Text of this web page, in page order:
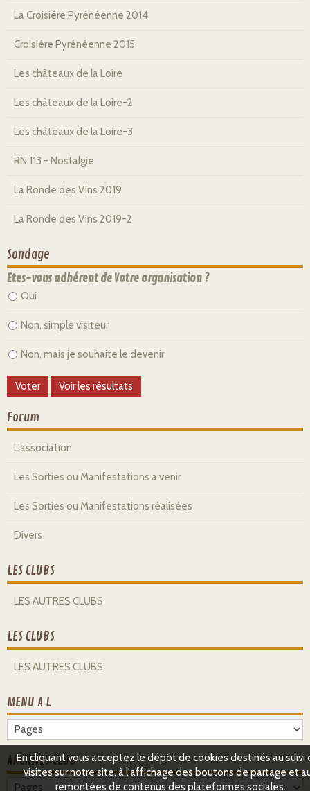
La Croisiére Pyrénéenne 2014
Croisiére Pyrénéenne 2015
Les châteaux de la Loire
Les châteaux de la Loire-2
Les châteaux de la Loire-3
RN 113 - Nostalgie
La Ronde des Vins 2019
La Ronde des Vins 2019-2
Sondage
Etes-vous adhérent de Votre organisation ?
Oui
Non, simple visiteur
Non, mais je souhaite le devenir
Forum
L'association
Les Sorties ou Manifestations a venir
Les Sorties ou Manifestations réalisées
Divers
LES CLUBS
LES AUTRES CLUBS
LES CLUBS
LES AUTRES CLUBS
MENU A L
ARCHIVES CLUB
En cliquant vous acceptez le dépôt de cookies destinés au suivi
visites sur notre site, à l'affichage des boutons de partage et
remontées de contenus des plateformes sociales.